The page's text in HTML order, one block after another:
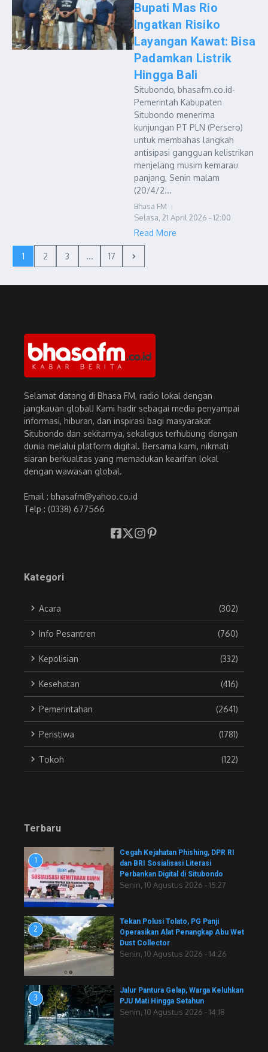
Bupati Mas Rio
Ingatkan Risiko
Layangan Kawat: Bisa
Padamkan Listrik
Hingga Bali
Situbondo, bhasafm.co.id-
Pemerintah Kabupaten
Situbondo menerima
kunjungan PT PLN (Persero)
untuk membahas langkah
antisipasi gangguan kelistrikan
menjelang musim kemarau
panjang, Senin malam
(20/4/2...
Bhasa FM
Selasa, 21 April 2026 - 12:00
Read More
1 2 3 ... 17
Selamat datang di Bhasa FM, radio lokal dengan
jangkauan global! Kami hadir sebagai media penyampai
informasi, hiburan, dan inspirasi bagi masyarakat
Situbondo dan sekitarnya, sekaligus terhubung dengan
dunia melalui platform digital. Bersama kami, nikmati
siaran berkualitas yang memadukan kearifan lokal
dengan wawasan global.
Email : bhasafm@yahoo.co.id
Telp : (0338) 677566
Kategori
Acara (302)
Info Pesantren (760)
Kepolisian (332)
Kesehatan (416)
Pemerintahan (2641)
Peristiwa (1781)
Tokoh (122)
Terbaru
1
Cegah Kejahatan Phishing, DPR RI
dan BRI Sosialisasi Literasi
Perbankan Digital di Situbondo
Senin, 10 Agustus 2026 - 15:27
2
Tekan Polusi Tolato, PG Panji
Operasikan Alat Penangkap Abu Wet
Dust Collector
Senin, 10 Agustus 2026 - 14:26
3
Jalur Pantura Gelap, Warga Keluhkan
PJU Mati Hingga Setahun
Senin, 10 Agustus 2026 - 14:18